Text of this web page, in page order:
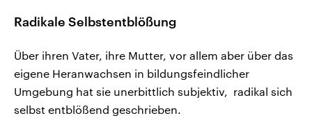
Radikale Selbstentblößung
Über ihren Vater, ihre Mutter, vor allem aber über das
eigene Heranwachsen in bildungsfeindlicher
Umgebung hat sie unerbittlich subjektiv, radikal sich
selbst entblößend geschrieben.